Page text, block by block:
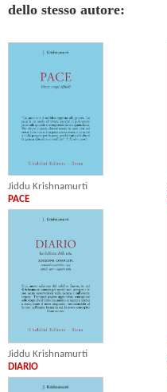
dello stesso autore:
Jiddu Krishnamurti
PACE
Jiddu Krishnamurti
DIARIO